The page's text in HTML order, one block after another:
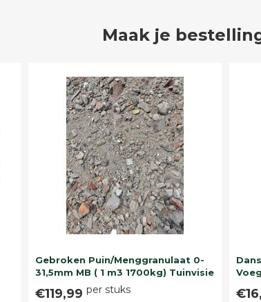
Maak je
Gebroken Puin/Menggranulaat 0-
31,5mm MB ( 1 m3 1700kg) Tuinvisie
€119,99per stuks